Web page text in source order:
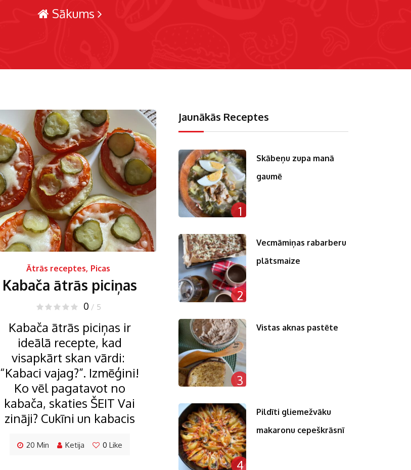
Sākums
Ātrās receptes, Picas
Kabača ātrās piciņas
0 / 5
Kabača ātrās piciņas ir
ideālā recepte, kad
visapkārt skan vārdi:
“Kabaci vajag?”. Izmēģini!
Ko vēl pagatavot no
kabača, skaties ŠEIT Vai
zināji? Cukīni un kabacis
20 Min Ketija 0 Like
Jaunākās Receptes
1
Skābeņu zupa manā
gaumē
2
Vecmāmiņas rabarberu
plātsmaize
3
Vistas aknas pastēte
4
Pildīti gliemežvāku
makaronu cepeškrāsnī